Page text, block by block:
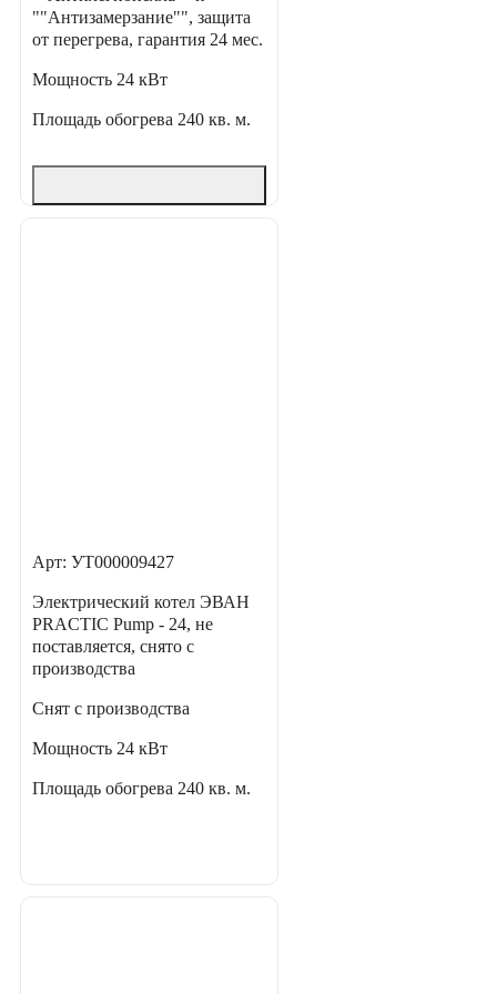
""Антизамерзание"", защита
от перегрева, гарантия 24 мес.
Мощность 24 кВт
Площадь обогрева 240 кв. м.
Арт: УТ000009427
Электрический котел ЭВАН
PRACTIC Pump - 24, не
поставляется, снято с
производства
Снят с производства
Мощность 24 кВт
Площадь обогрева 240 кв. м.